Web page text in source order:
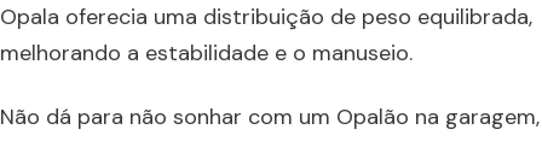
Opala oferecia uma distribuição de peso equilibrada,
melhorando a estabilidade e o manuseio.
Não dá para não sonhar com um Opalão na garagem,